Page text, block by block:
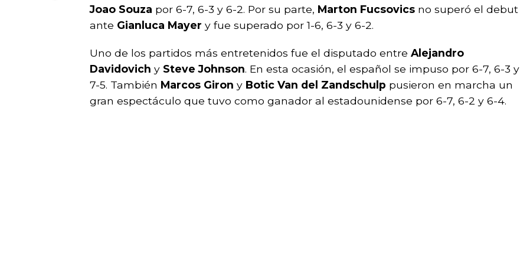
Joao Souza por 6-7, 6-3 y 6-2. Por su parte, Marton Fucsovics no superó el debut
ante Gianluca Mayer y fue superado por 1-6, 6-3 y 6-2.
Uno de los partidos más entretenidos fue el disputado entre Alejandro
Davidovich y Steve Johnson. En esta ocasión, el español se impuso por 6-7, 6-3 y
7-5. También Marcos Giron y Botic Van del Zandschulp pusieron en marcha un
gran espectáculo que tuvo como ganador al estadounidense por 6-7, 6-2 y 6-4.